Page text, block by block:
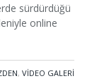
sürdürdüğü
online
, VIDEO GALERI